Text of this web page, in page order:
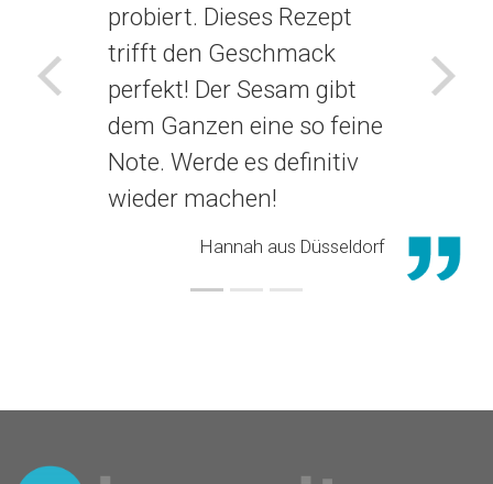
probiert. Dieses Rezept
trifft den Geschmack
perfekt! Der Sesam gibt
dem Ganzen eine so feine
Note. Werde es definitiv
wieder machen!
Hannah aus Düsseldorf
Voriges